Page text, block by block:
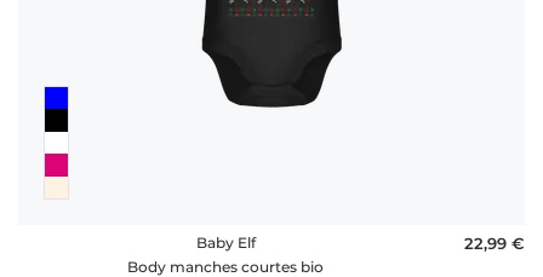
Baby Elf
Body manches courtes bio
22,99 €